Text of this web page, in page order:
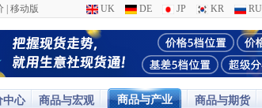
移动版 UK DE JP KR RU
中心 商品与宏观 商品与产业 商品与期货